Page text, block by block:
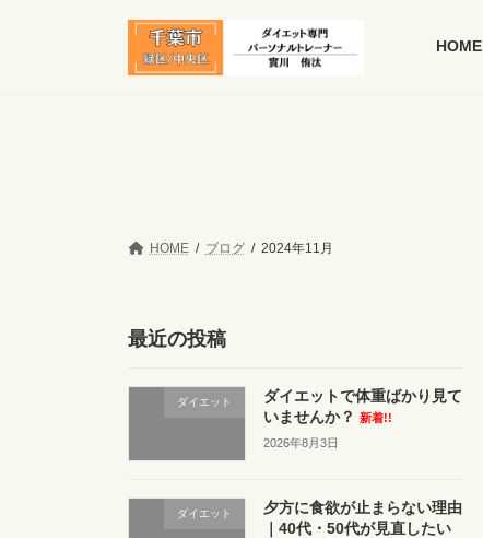
HOME
HOME ブログ 2024年11月
最近の投稿
ダイエット
ダイエットで体重ばかり見て
いませんか？ 新着!!
2026年8月3日
ダイエット
夕方に食欲が止まらない理由
｜40代・50代が見直したい